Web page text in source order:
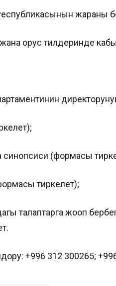
жараны
орус тилдеринде
(формасы
тиркелет);
талаптарга жооп
+996 312 300265;